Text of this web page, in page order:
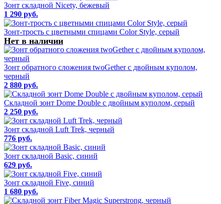
Зонт складной Nicety, бежевый
1 290 руб.
Зонт-трость с цветными спицами Color Style, серый
Нет в наличии
Зонт обратного сложения twoGether с двойным куполом,
черный
2 880 руб.
Складной зонт Dome Double с двойным куполом, серый
2 250 руб.
Зонт складной Luft Trek, черный
776 руб.
Зонт складной Basic, синий
629 руб.
Зонт складной Five, синий
1 680 руб.